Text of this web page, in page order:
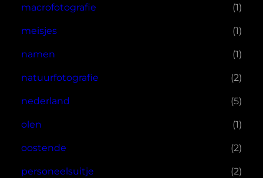
macrofotografie (1)
meisjes (1)
namen (1)
natuurfotografie (2)
nederland (5)
olen (1)
oostende (2)
personeelsuitje (2)